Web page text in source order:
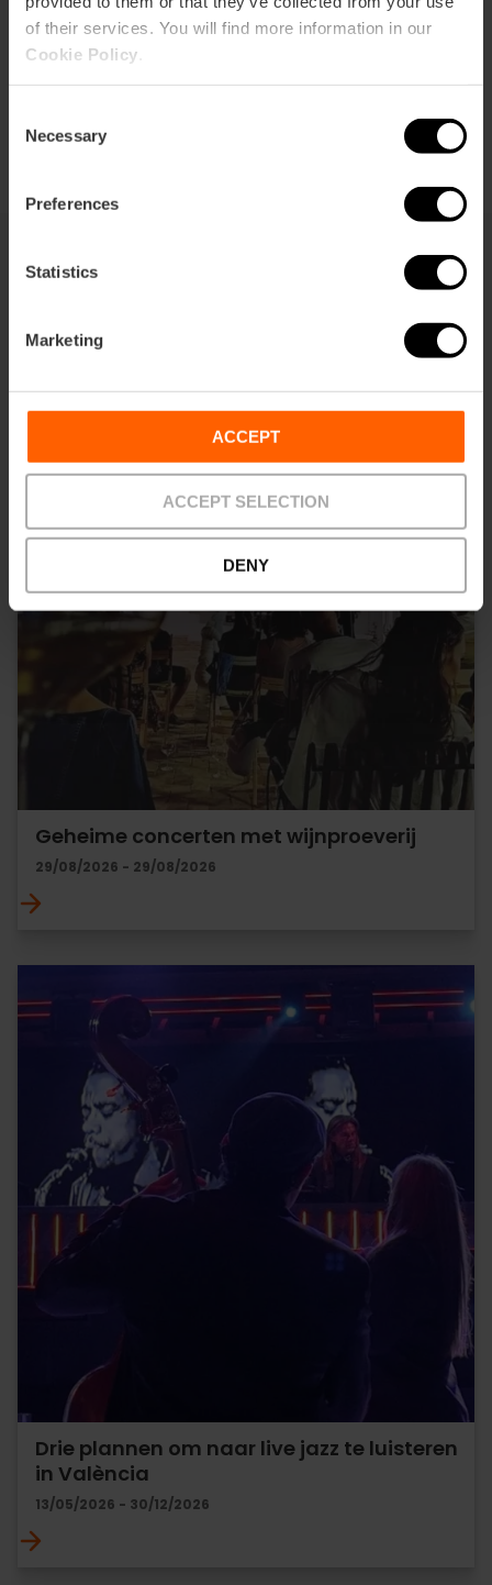
of their services. You will find more information in our
Cookie Policy
Selection
Necessary
Preferences
Statistics
Marketing
ACCEPT
ACCEPT SELECTION
DENY
Geheime concerten met wijnproeverij
29/08/2026 - 29/08/2026
Drie plannen om naar live jazz te luisteren
in València
13/05/2026 - 30/12/2026